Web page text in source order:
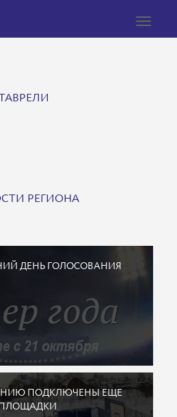
Toggle
РЕГИОНА
ДЕНЬ ГОЛОСОВАНИЯ
ПОДКЛЮЧЕНЫ ЕЩЕ